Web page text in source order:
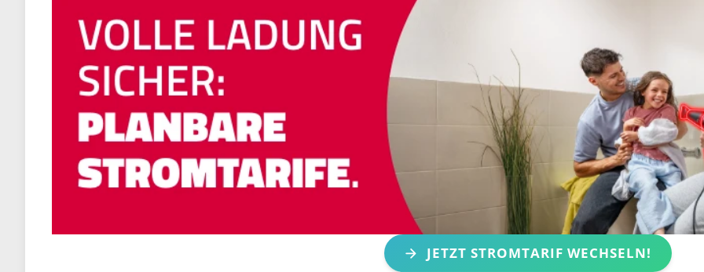
JETZT STROMTARIF WECHSELN!